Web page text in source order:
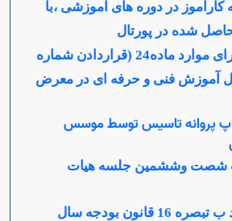
کارآموز در دوره های آموزشی ،با
شده در پورتال
درخصوص اجرای موارد ماده24 (قراردادن شماره
آموزش فنی و حرفه ای در معرض
چاپ پروانه تاسیس توسط موسس
شصت وششمین جلسه هیات
17. درخصوص بند ب تبصره 16 قانون بودجه سال